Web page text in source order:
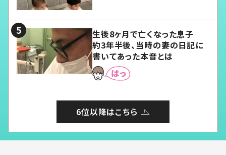
生後8ヶ月で亡くなった息子
約3年半後、当時の妻の日記に
書いてあった本音とは
6位以降はこちら